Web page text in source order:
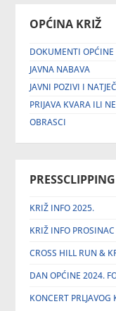
OPĆINA KRIŽ
DOKUMENTI
JAVNA NABAVA
JAVNI POZIVI I
PRIJAVA KVARA ILI
OBRASCI
PRESSCLIPPING
KRIŽ INFO 2025.
KRIŽ INFO
CROSS HILL RUN &
DAN OPĆINE 2024.
KONCERT